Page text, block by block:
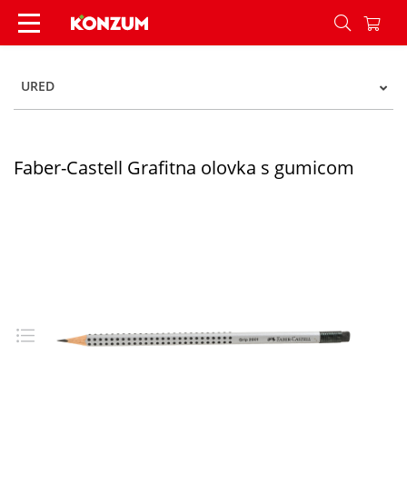
Faber-Castell Grafitna olovka s gumicom -
URED
Faber-Castell Grafitna olovka s gumicom